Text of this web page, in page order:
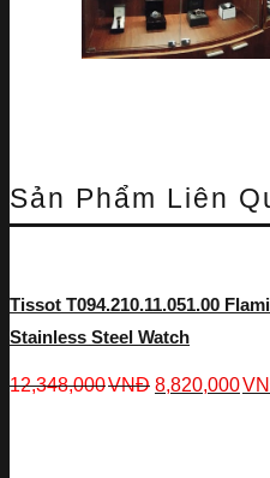
Sản Phẩm Liên
Tissot T094.210.11.051.00
Stainless Steel Watch
12,348,000VNĐ 8,820,000